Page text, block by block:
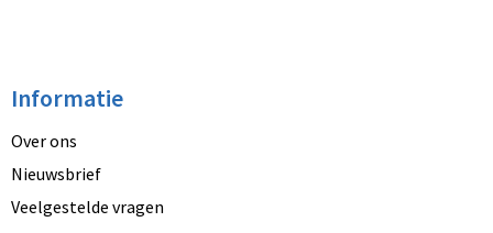
Informatie
Over ons
Nieuwsbrief
Veelgestelde vragen